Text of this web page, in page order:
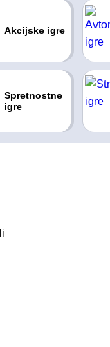
Akcijske igre
Spretnostne
igre